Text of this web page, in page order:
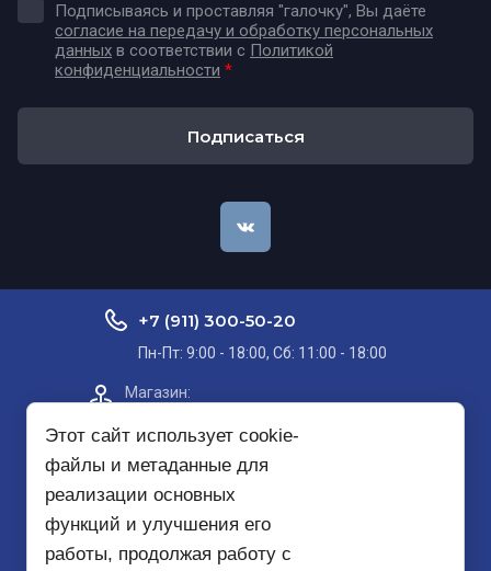
Подписываясь и проставляя "галочку", Вы даёте
согласие на передачу и обработку персональных
данных в соответствии с Политикой
конфиденциальности *
Подписаться
+7 (911) 300-50-20
Пн-Пт: 9:00 - 18:00, Сб: 11:00 - 18:00
Магазин:​
этаж
mirbezopasnosti51@yandex.ru
Этот сайт использует cookie-
файлы и метаданные для
реализации основных
функций и улучшения его
работы, продолжая работу с